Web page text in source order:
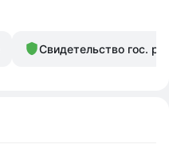
Свидетельство гос.